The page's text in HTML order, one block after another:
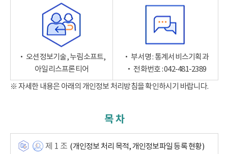
‧ 오션정보기술, 누림소프트,
아일리스프론티어
‧ 부서명 : 통계서비스기획과
‧ 전화번호 : 042-481-2389
※ 자세한 내용은 아래의 개인정보 처리방침을 확인하시기 바랍니다.
목 차
제 1 조 (개인정보 처리 목적, 개인정보파일 등록 현황)